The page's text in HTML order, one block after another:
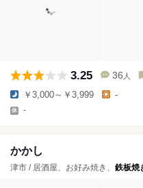
3.25 36 人
￥3,000～￥3,999 -
-
かかし
津市 / 居酒屋、お好み焼き、 鉄板焼